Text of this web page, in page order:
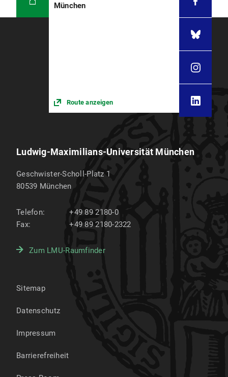
München
Route anzeigen
Ludwig-Maximilians-Universität München
Geschwister-Scholl-Platz 1
80539 München
Telefon:
+49 89 2180-0
Fax:
+49 89 2180-2322
Zum LMU-Raumfinder
Sitemap
Datenschutz
Impressum
Barrierefreiheit